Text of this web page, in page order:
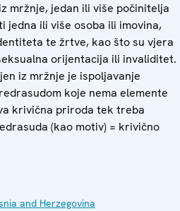
mržnje, jedan ili više počinitelja
jedna ili više osoba ili imovina,
te žrtve, kao što su vjera
orijentacija ili invaliditet.
iz mržnje je ispoljavanje
koje nema elemente
krivična priroda tek treba
(kao motiv) = krivično
and Herzegovina